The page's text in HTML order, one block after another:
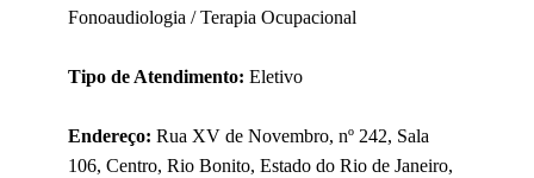
Fonoaudiologia / Terapia Ocupacional
Tipo de Atendimento: Eletivo
Endereço: Rua XV de Novembro, nº 242, Sala
106, Centro, Rio Bonito, Estado do Rio de Janeiro,